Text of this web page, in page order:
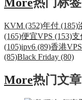
KVM (352)年付 (185)
(165)便宜VPS (153)支
(105)ipv6 (89)香港
(85)Black Friday (80)
More热门文章